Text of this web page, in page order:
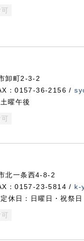
卸町2-3-2
：0157-36-2156 /
曜午後
北一条西4-8-2
：0157-23-5814 / k-
休日：日曜日・祝祭日